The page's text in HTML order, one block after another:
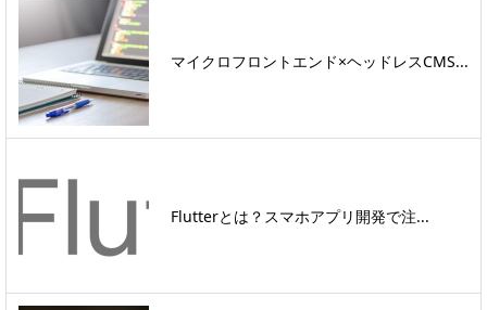
マイクロフロントエンド×ヘッドレスCMS...
Flutterとは？スマホアプリ開発で注...